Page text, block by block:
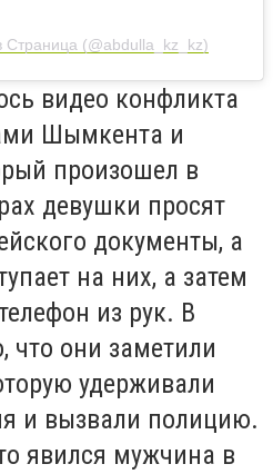
Страница (@abdulla_kz_kz)
видео конфликта
Шымкента и
произошел в
девушки просят
документы, а
на них, а затем
из рук. В
что они заметили
удерживали
и вызвали полицию.
явился мужчина в